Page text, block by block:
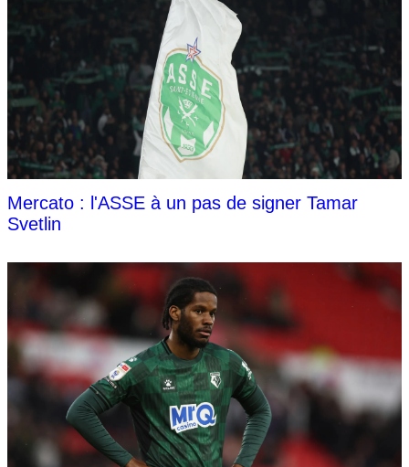
Mercato : l'ASSE à un pas de signer Tamar
Svetlin